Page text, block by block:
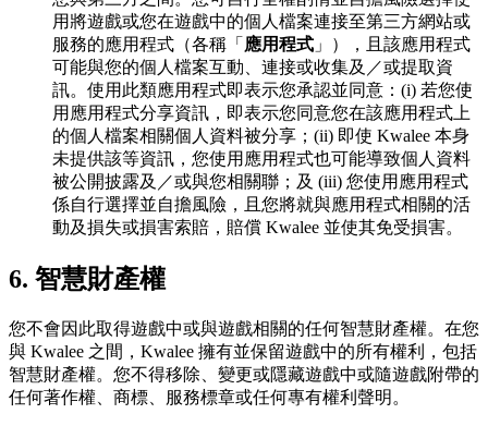
用將遊戲或您在遊戲中的個人檔案連接至第三方網站或
服務的應用程式（各稱「 應用程式 」），且該應用程式
可能與您的個人檔案互動、連接或收集及／或提取資
訊。使用此類應用程式即表示您承認並同意：(i) 若您使
用應用程式分享資訊，即表示您同意您在該應用程式上
的個人檔案相關個人資料被分享；(ii) 即使 Kwalee 本身
未提供該等資訊，您使用應用程式也可能導致個人資料
被公開披露及／或與您相關聯；及 (iii) 您使用應用程式
係自行選擇並自擔風險，且您將就與應用程式相關的活
動及損失或損害索賠，賠償 Kwalee 並使其免受損害。
6. 智慧財產權
您不會因此取得遊戲中或與遊戲相關的任何智慧財產權。在您
與 Kwalee 之間，Kwalee 擁有並保留遊戲中的所有權利，包括
智慧財產權。您不得移除、變更或隱藏遊戲中或隨遊戲附帶的
任何著作權、商標、服務標章或任何專有權利聲明。